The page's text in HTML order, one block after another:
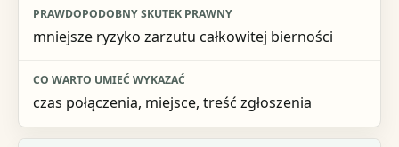
mniejsze ryzyko zarzutu całkowitej bierności
czas połączenia, miejsce, treść zgłoszenia